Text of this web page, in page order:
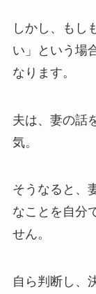
しかし、もし
い」という場
なります。
夫は、妻の話
気。
そうなると、
なことを自分
せん。
自ら判断し、